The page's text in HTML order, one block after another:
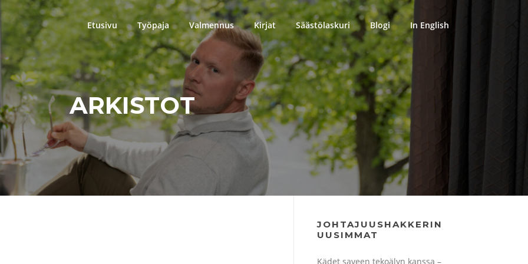
Etusivu Työpaja Valmennus Kirjat Säästölaskuri Blogi In English
ARKISTOT
JOHTAJUUSHAKKERIN
UUSIMMAT
Kädet saveen tekoälyn kanssa –